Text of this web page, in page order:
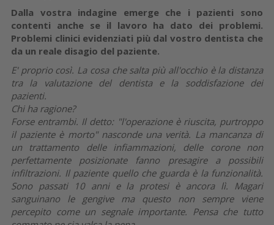
Dalla vostra indagine emerge che i pazienti sono
contenti anche se il lavoro ha dato dei problemi.
Problemi clinici evidenziati più dal vostro dentista che
da un reale disagio del paziente.
E' proprio così. La cosa che salta più all'occhio è la distanza
tra la valutazione del dentista e la soddisfazione dei
pazienti.
Chi ha ragione?
Forse entrambi. Il detto: "l'operazione è riuscita, purtroppo
il paziente è morto" nasconde una verità. La mancanza di
un trattamento delle infiammazioni, delle corone non
perfettamente posizionate fanno presagire a possibili
infiltrazioni. Il paziente quello che guarda è la funzionalità.
Sono passati 10 anni e la protesi è ancora lì. Magari
sanguinano le gengive ma questo non sempre viene
percepito come un segnale importante. Pensa che tutto